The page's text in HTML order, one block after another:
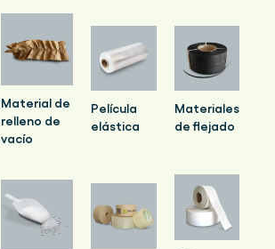
Material de
relleno de
vacío
Película
elástica
Materiales
de flejado